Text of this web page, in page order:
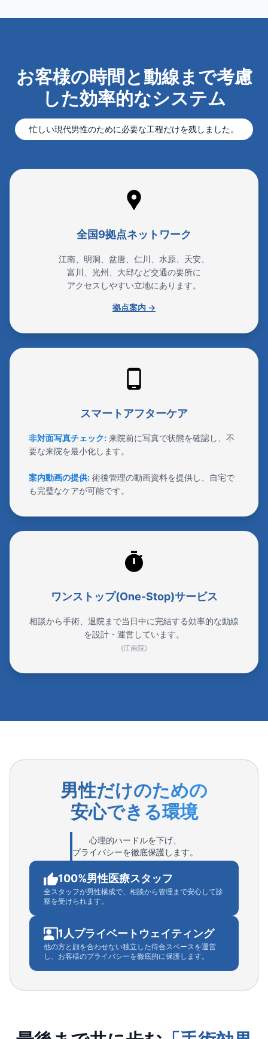
お客様の時間と動線まで考慮
した効率的なシステム
忙しい現代男性のために必要な工程だけを残しました。
全国9拠点ネットワーク
江南、明洞、盆唐、仁川、水原、天安、
富川、光州、大邱など交通の要所に
アクセスしやすい立地にあります。
拠点案内 →
スマートアフターケア
非対面写真チェック: 来院前に写真で状態を確認し、不
要な来院を最小化します。
案内動画の提供: 術後管理の動画資料を提供し、自宅で
も完璧なケアが可能です。
ワンストップ(One-Stop)サービス
相談から手術、退院まで当日中に完結する効率的な動線
を設計・運営しています。
(江南院)
男性だけのための
安心できる環境
心理的ハードルを下げ、
プライバシーを徹底保護します。
100%男性医療スタッフ
全スタッフが男性構成で、相談から管理まで安心して診
察を受けられます。
1人プライベートウェイティング
他の方と顔を合わせない独立した待合スペースを運営
し、お客様のプライバシーを徹底的に保護します。